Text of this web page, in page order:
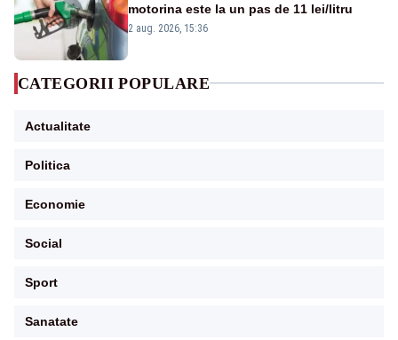
motorina este la un pas de 11 lei/litru
2 aug. 2026, 15:36
CATEGORII POPULARE
Actualitate
Politica
Economie
Social
Sport
Sanatate